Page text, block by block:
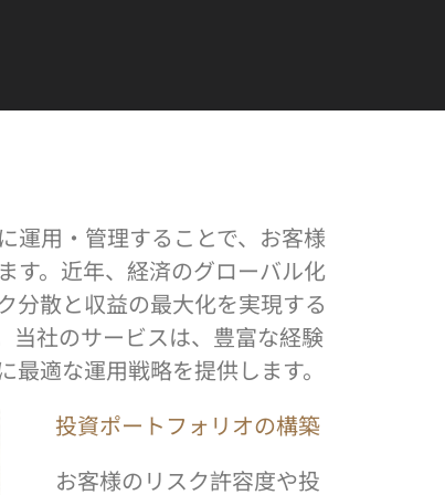
運用・管理することで、お客様
す。近年、経済のグローバル化
分散と収益の最大化を実現する
当社のサービスは、豊富な経験
適な運用戦略を提供します。
投資ポートフォリオの構築
お客様のリスク許容度や投